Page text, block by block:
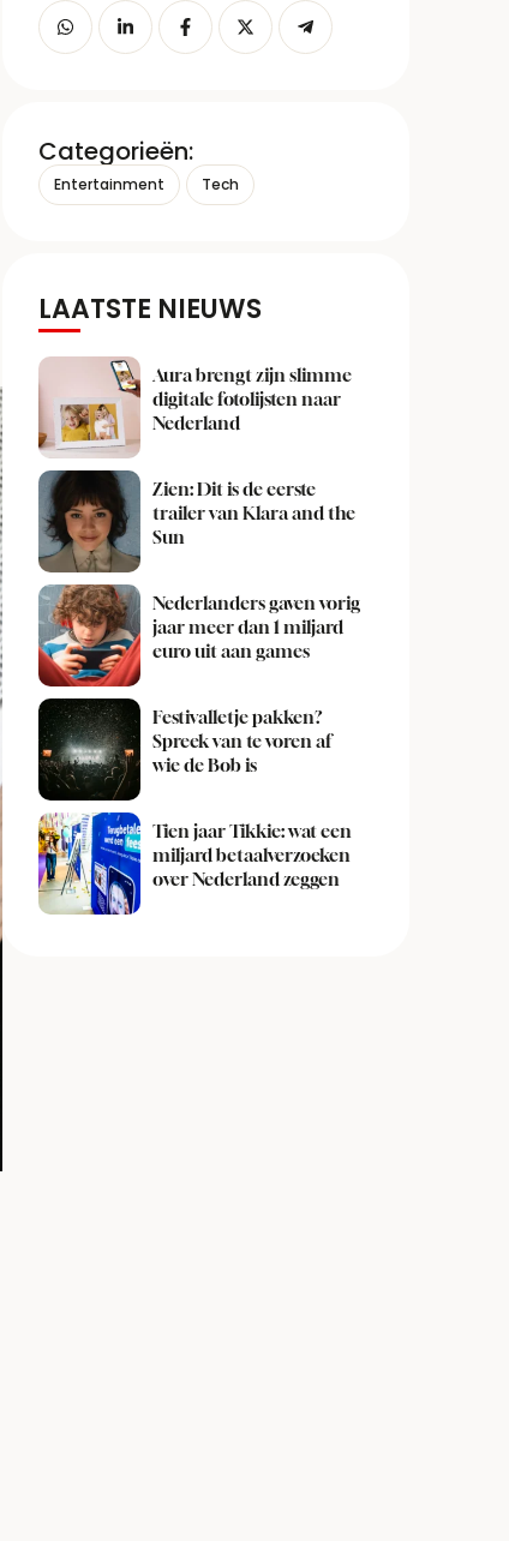
Categorieën:
Entertainment Tech
LAATSTE NIEUWS
Aura brengt zijn slimme
digitale fotolijsten naar
Nederland
Zien: Dit is de eerste
trailer van Klara and the
Sun
Nederlanders gaven vorig
jaar meer dan 1 miljard
euro uit aan games
Festivalletje pakken?
Spreek van te voren af
wie de Bob is
Tien jaar Tikkie: wat een
miljard betaalverzoeken
over Nederland zeggen